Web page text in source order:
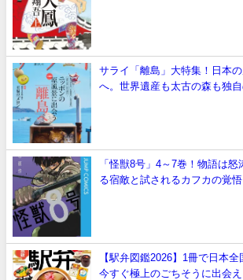
サライ「離島」大特集！日本
へ。世界遺産も太古の森も独自
「怪獣8号」4～7巻！物語は
る宿敵と試されるカフカの覚悟
【駅弁図鑑2026】1冊で日本
今すぐ極上のごちそうに出会